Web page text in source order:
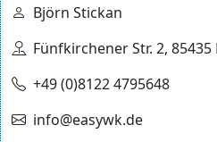
Björn Stickan
Fünfkirchener Str. 2, 85435
+49 (0)8122 4795648
info@easywk.de